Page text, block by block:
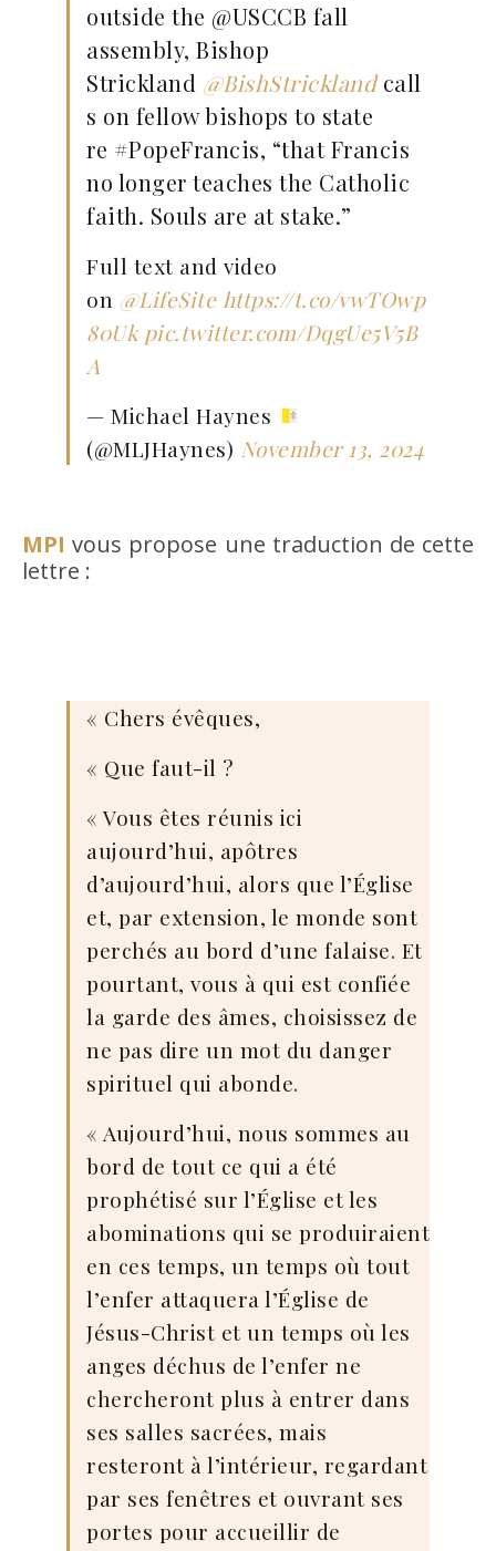
outside the @USCCB fall
assembly, Bishop
Strickland @BishStricklandcall
s on fellow bishops to state
re #PopeFrancis, “that Francis
no longer teaches the Catholic
faith. Souls are at stake.”
Full text and video
on @LifeSite https://t.co/vwTOwp
80Uk pic.twitter.com/DqgUe5V5B
A
— Michael Haynes
(@MLJHaynes) November 13, 2024
MPI vous propose une traduction de cette
lettre :
« Chers évêques,
« Que faut-il ?
« Vous êtes réunis ici
aujourd’hui, apôtres
d’aujourd’hui, alors que l’Église
et, par extension, le monde sont
perchés au bord d’une falaise. Et
pourtant, vous à qui est confiée
la garde des âmes, choisissez de
ne pas dire un mot du danger
spirituel qui abonde.
« Aujourd’hui, nous sommes au
bord de tout ce qui a été
prophétisé sur l’Église et les
abominations qui se produiraient
en ces temps, un temps où tout
l’enfer attaquera l’Église de
Jésus-Christ et un temps où les
anges déchus de l’enfer ne
chercheront plus à entrer dans
ses salles sacrées, mais
resteront à l’intérieur, regardant
par ses fenêtres et ouvrant ses
portes pour accueillir de